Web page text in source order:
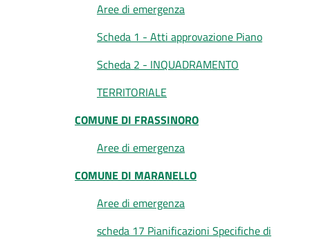
Aree di emergenza
Scheda 1 - Atti approvazione Piano
Scheda 2 - INQUADRAMENTO
TERRITORIALE
COMUNE DI FRASSINORO
Aree di emergenza
COMUNE DI MARANELLO
Aree di emergenza
scheda 17 Pianificazioni Specifiche di